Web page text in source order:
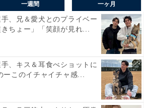
一週間 一ヶ月
、兄＆愛犬とのプライベー
きちょー」「笑顔が見れ...
、キス＆耳食べショットに
ーこのイチャイチャ感...